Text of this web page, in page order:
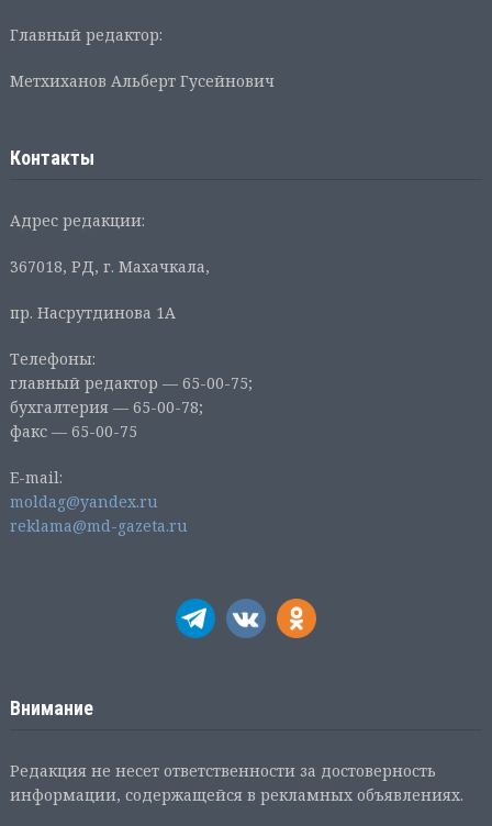
Главный редактор:
Метхиханов Альберт Гусейнович
Контакты
Адрес редакции:
367018, РД, г. Махачкала,
пр. Насрутдинова 1А
Телефоны:
главный редактор — 65-00-75;
бухгалтерия — 65-00-78;
факс — 65-00-75
E-mail:
moldag@yandex.ru
reklama@md-gazeta.ru
Внимание
Редакция не несет ответственности за достоверность
информации, содержащейся в рекламных объявлениях.